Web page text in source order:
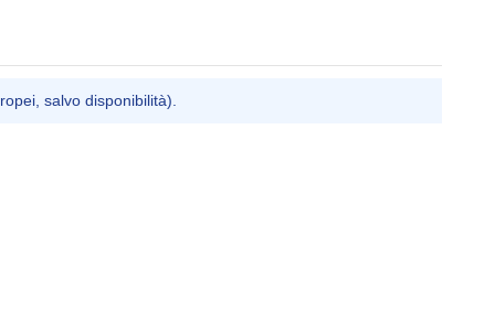
salvo disponibilità).